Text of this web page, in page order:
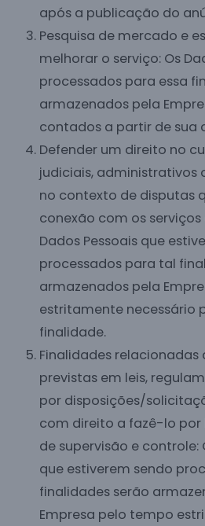
após a publicação do
Pesquisa de mercado e
melhorar o serviço: Os
processados para essa
armazenados pela
contados a partir de sua
Defender um direito no
judiciais, administrativos
no contexto de disputas
conexão com os serviços
Dados Pessoais que
processados para tal
armazenados pela
estritamente necessário
finalidade.
Finalidades relacionadas
previstas em leis,
por disposições/
com direito a fazê-lo
de supervisão e controle:
que estiverem sendo
finalidades serão
Empresa pelo tempo